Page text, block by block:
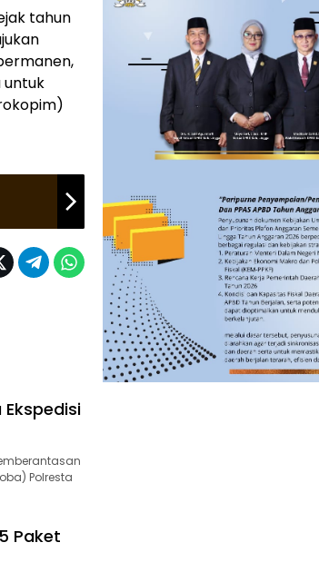
tahun
untuk
Polresta
Paket